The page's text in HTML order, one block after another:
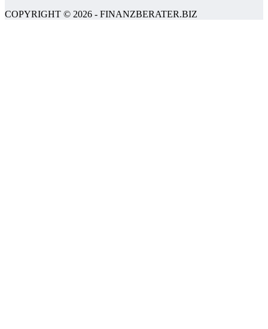
COPYRIGHT © 2026 - FINANZBERATER.BIZ